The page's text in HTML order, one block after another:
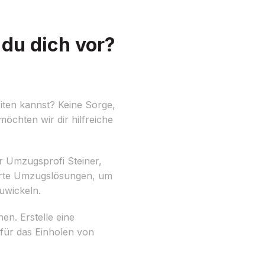
dich vor?
kannst? Keine Sorge,
wir dir hilfreiche
Umzugsprofi Steiner,
Umzugslösungen, um
Erstelle eine
das Einholen von